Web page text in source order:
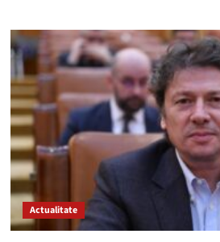
(SURSE)
TIC-
TAC!
Cristian
Radu
face
o
ultimă
încercare
reveni
pe
funcție.
Actualitate